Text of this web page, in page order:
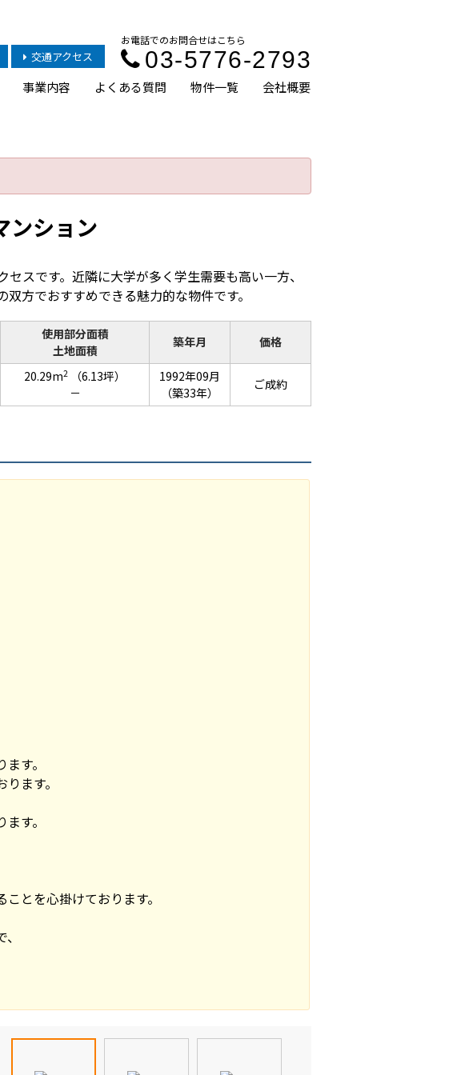
お電話でのお問合せはこちら
03-5776-2793
交通アクセス
事業内容 よくある質問 物件一覧 会社概要
ンション
スです。近隣に大学が多く学生需要も高い一方、
方でおすすめできる魅力的な物件です。
使用部分面積
土地面積
築年月 価格
20.29m2
（6.13坪）
－
1992年09月
（築33年）
ご成約
す。
ます。
す。
とを心掛けております。